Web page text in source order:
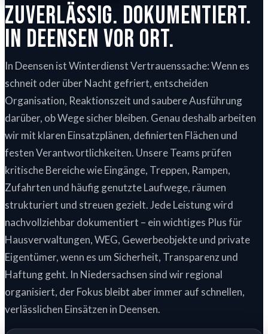
Zuverlässig. Dokumentiert.
In Deensen vor Ort.
In Deensen ist Winterdienst Vertrauenssache: Wenn es
schneit oder über Nacht gefriert, entscheiden
Organisation, Reaktionszeit und saubere Ausführung
darüber, ob Wege sicher bleiben. Genau deshalb arbeiten
wir mit klaren Einsatzplänen, definierten Flächen und
festen Verantwortlichkeiten. Unsere Teams prüfen
kritische Bereiche wie Eingänge, Treppen, Rampen,
Zufahrten und häufig genutzte Laufwege, räumen
strukturiert und streuen gezielt. Jede Leistung wird
nachvollziehbar dokumentiert – ein wichtiges Plus für
Hausverwaltungen, WEG, Gewerbeobjekte und private
Eigentümer, wenn es um Sicherheit, Transparenz und
Haftung geht. In Niedersachsen sind wir regional
organisiert, der Fokus bleibt aber immer auf schnellen,
verlässlichen Einsätzen in Deensen.